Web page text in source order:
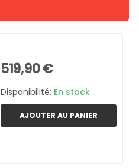
519,90 €
Disponibilité: En stock
AJOUTER AU PANIER